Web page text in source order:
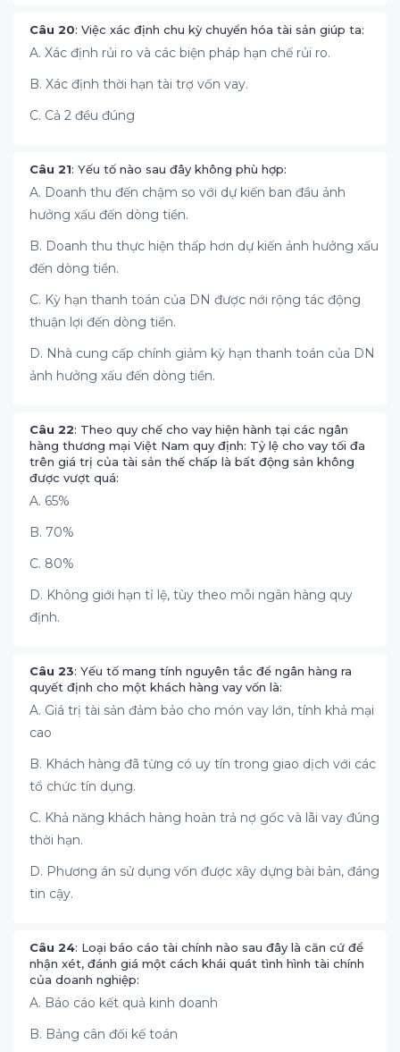
Câu 20: Việc xác định chu kỳ chuyển hóa tài sản giúp ta:
A. Xác định rủi ro và các biện pháp hạn chế rủi ro.
B. Xác định thời hạn tài trợ vốn vay.
C. Cả 2 đều đúng
Câu 21: Yếu tố nào sau đây không phù hợp:
A. Doanh thu đến chậm so với dự kiến ban đầu ảnh
hưởng xấu đến dòng tiền.
B. Doanh thu thực hiện thấp hơn dự kiến ảnh hưởng xấu
đến dòng tiền.
C. Kỳ hạn thanh toán của DN được nới rộng tác động
thuận lợi đến dòng tiền.
D. Nhà cung cấp chính giảm kỳ hạn thanh toán của DN
ảnh hưởng xấu đến dòng tiền.
Câu 22: Theo quy chế cho vay hiện hành tại các ngân
hàng thương mại Việt Nam quy định: Tỷ lệ cho vay tối đa
trên giá trị của tài sản thế chấp là bất động sản không
được vượt quá:
A. 65%
B. 70%
C. 80%
D. Không giới hạn tỉ lệ, tùy theo mỗi ngân hàng quy
định.
Câu 23: Yếu tố mang tính nguyên tắc để ngân hàng ra
quyết định cho một khách hàng vay vốn là:
A. Giá trị tài sản đảm bảo cho món vay lớn, tính khả mại
cao
B. Khách hàng đã từng có uy tín trong giao dịch với các
tổ chức tín dụng.
C. Khả năng khách hàng hoàn trả nợ gốc và lãi vay đúng
thời hạn.
D. Phương án sử dụng vốn được xây dựng bài bản, đáng
tin cậy.
Câu 24: Loại báo cáo tài chính nào sau đây là căn cứ để
nhận xét, đánh giá một cách khái quát tình hình tài chính
của doanh nghiệp:
A. Báo cáo kết quả kinh doanh
B. Bảng cân đối kế toán